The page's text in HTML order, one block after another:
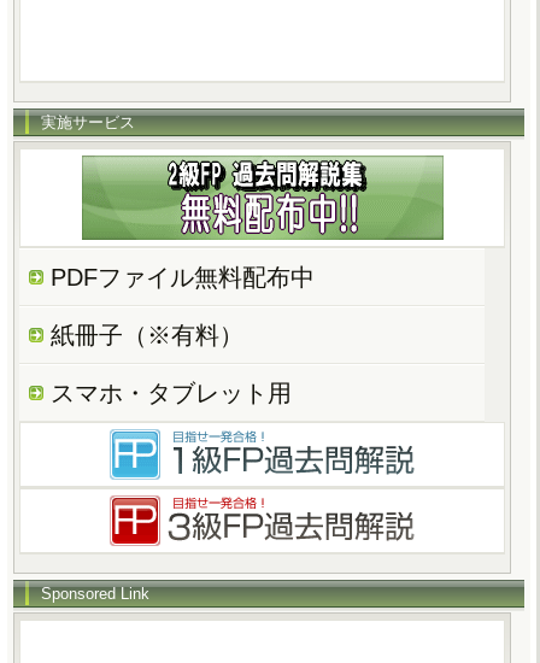
実施サービス
PDFファイル無料配布中
紙冊子（※有料）
スマホ・タブレット用
Sponsored Link